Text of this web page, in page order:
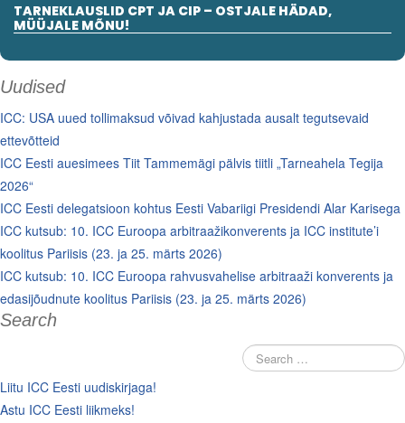
TARNEKLAUSLID CPT JA CIP – OSTJALE HÄDAD,
MÜÜJALE MÕNU!
Uudised
ICC: USA uued tollimaksud võivad kahjustada ausalt tegutsevaid
ettevõtteid
ICC Eesti auesimees Tiit Tammemägi pälvis tiitli „Tarneahela Tegija
2026“
ICC Eesti delegatsioon kohtus Eesti Vabariigi Presidendi Alar Karisega
ICC kutsub: 10. ICC Euroopa arbitraažikonverents ja ICC institute’i
koolitus Pariisis (23. ja 25. märts 2026)
ICC kutsub: 10. ICC Euroopa rahvusvahelise arbitraaži konverents ja
edasijõudnute koolitus Pariisis (23. ja 25. märts 2026)
Search
Liitu ICC Eesti uudiskirjaga!
Astu ICC Eesti liikmeks!